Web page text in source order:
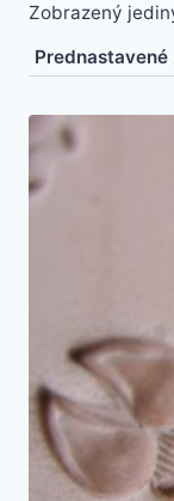
Zobrazený